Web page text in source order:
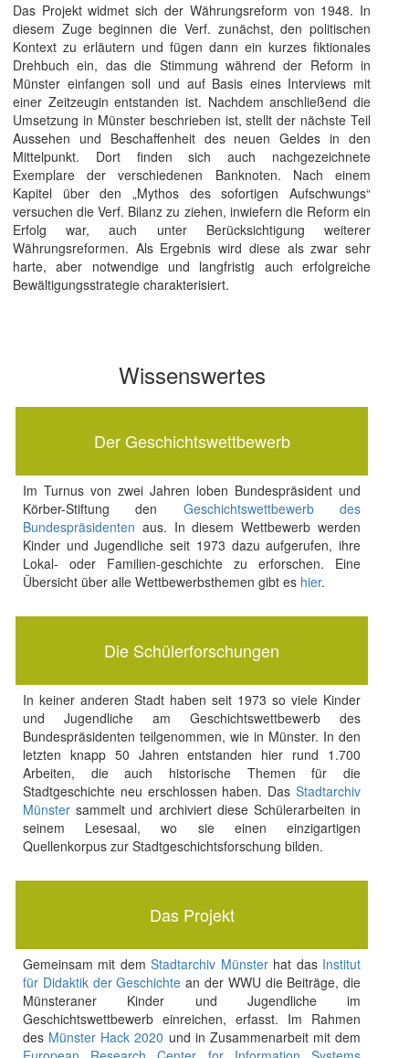
Das Projekt widmet sich der Währungsreform von 1948. In
diesem Zuge beginnen die Verf. zunächst, den politischen
Kontext zu erläutern und fügen dann ein kurzes fiktionales
Drehbuch ein, das die Stimmung während der Reform in
Münster einfangen soll und auf Basis eines Interviews mit
einer Zeitzeugin entstanden ist. Nachdem anschließend die
Umsetzung in Münster beschrieben ist, stellt der nächste Teil
Aussehen und Beschaffenheit des neuen Geldes in den
Mittelpunkt. Dort finden sich auch nachgezeichnete
Exemplare der verschiedenen Banknoten. Nach einem
Kapitel über den „Mythos des sofortigen Aufschwungs“
versuchen die Verf. Bilanz zu ziehen, inwiefern die Reform ein
Erfolg war, auch unter Berücksichtigung weiterer
Währungsreformen. Als Ergebnis wird diese als zwar sehr
harte, aber notwendige und langfristig auch erfolgreiche
Bewältigungsstrategie charakterisiert.
Wissenswertes
Der Geschichtswettbewerb
Im Turnus von zwei Jahren loben Bundespräsident und
Körber-Stiftung den Geschichtswettbewerb des
Bundespräsidenten aus. In diesem Wettbewerb werden
Kinder und Jugendliche seit 1973 dazu aufgerufen, ihre
Lokal- oder Familien-geschichte zu erforschen. Eine
Übersicht über alle Wettbewerbsthemen gibt es hier.
Die Schülerforschungen
In keiner anderen Stadt haben seit 1973 so viele Kinder
und Jugendliche am Geschichtswettbewerb des
Bundespräsidenten teilgenommen, wie in Münster. In den
letzten knapp 50 Jahren entstanden hier rund 1.700
Arbeiten, die auch historische Themen für die
Stadtgeschichte neu erschlossen haben. DasStadtarchiv
Münstersammelt und archiviert diese Schülerarbeiten in
seinem Lesesaal, wo sie einen einzigartigen
Quellenkorpus zur Stadtgeschichtsforschung bilden.
Das Projekt
Gemeinsam mit demStadtarchiv Münsterhat das Institut
für Didaktik der Geschichte an der WWU die Beiträge, die
Münsteraner Kinder und Jugendliche im
Geschichtswettbewerb einreichen, erfasst. Im Rahmen
des Münster Hack 2020 und in Zusammenarbeit mit dem